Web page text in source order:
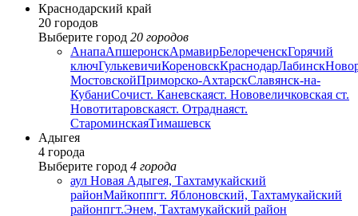
Краснодарский край
20 городов
Выберите город 20 городов
АнапаАпшеронскАрмавирБелореченскГорячий
ключГулькевичиКореновскКраснодарЛабинск
МостовскойПриморско-АхтарскСлавянск-на-
КубаниСочист. Каневскаяст. Нововеличковская ст.
Новотитаровскаяст. Отраднаяст.
СтароминскаяТимашевск
Адыгея
4 города
Выберите город 4 города
аул Новая Адыгея, Тахтамукайский
районМайкоппгт. Яблоновский, Тахтамукайский
районпгт.Энем, Тахтамукайский район